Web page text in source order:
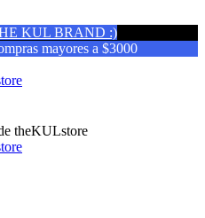
KUL BRAND :)
mayores a $3000